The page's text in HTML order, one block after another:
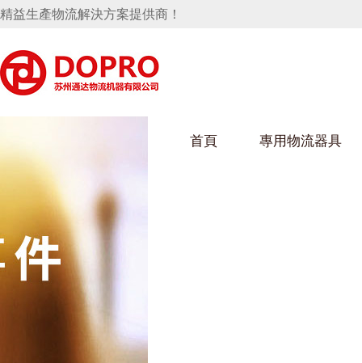
精益生產物流解決方案提供商！
首頁 專用物流器具
好色视频APP下载架
變速箱托盤
衝壓件料架
消聲器料架
手推車
隱藏式馬桶水箱支架
汽車行業
衛浴行業